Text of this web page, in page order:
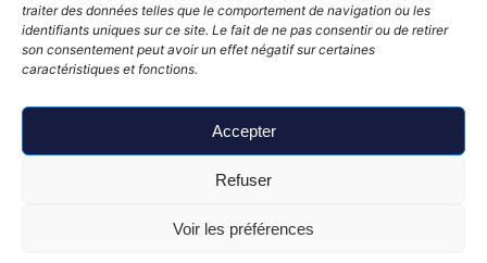
traiter des données telles que le comportement de navigation ou les
identifiants uniques sur ce site. Le fait de ne pas consentir ou de retirer
son consentement peut avoir un effet négatif sur certaines
caractéristiques et fonctions.
Accepter
Refuser
Voir les préférences
Formation gratuite
Candidater